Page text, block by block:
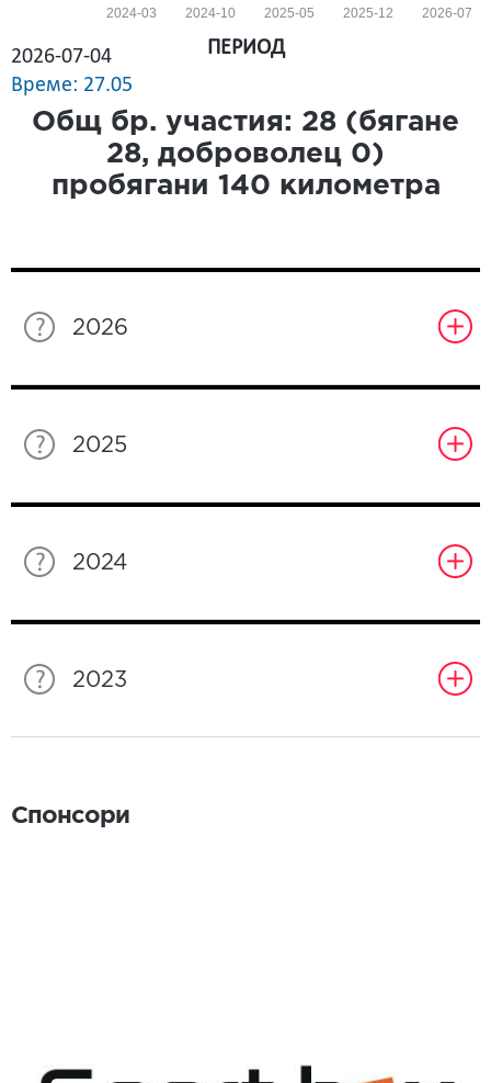
2026-07
2025-12
2025-05
2024-10
2024-03
2026-07-04
Време: 27.05
ПЕРИОД
Общ бр. участия: 28 (бягане
28, доброволец 0)
пробягани 140 километра
2026
2025
2024
2023
Спонсори